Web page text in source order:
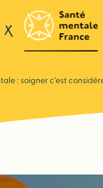
: soigner c’est